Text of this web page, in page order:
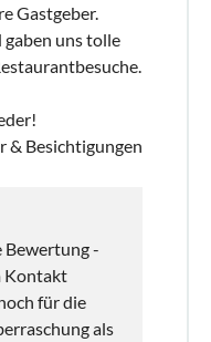
Gastgeber.
gaben uns tolle
& Besichtigungen
Bewertung -
Kontakt
für die
als